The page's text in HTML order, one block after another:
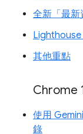
全新「最新
Lighthouse
其他重點
Chrome
使用
錄